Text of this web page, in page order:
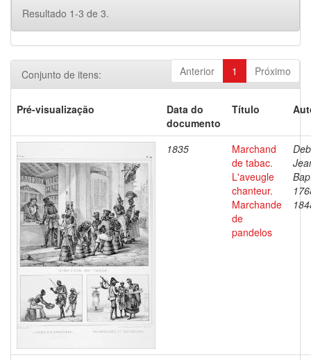
Resultado 1-3 de 3.
Anterior 1 Próximo
Conjunto de itens:
Pré-visualização
Data do
documento
Título
1835
Marchand
de tabac.
L'aveugle
chanteur.
Marchande
de
pandelos